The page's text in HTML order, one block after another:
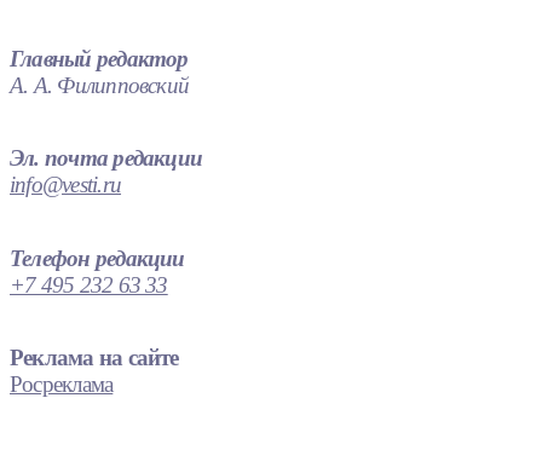
Главный редактор
А. А. Филипповский
Эл. почта редакции
info@vesti.ru
Телефон редакции
+7 495 232 63 33
Реклама на сайте
Росреклама